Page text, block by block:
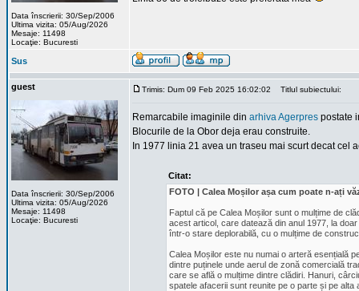
Data înscrierii: 30/Sep/2006
Ultima vizita: 05/Aug/2026
Mesaje: 11498
Locaţie: Bucuresti
Sus
guest
Data înscrierii: 30/Sep/2006
Ultima vizita: 05/Aug/2026
Mesaje: 11498
Locaţie: Bucuresti
Trimis: Dum 09 Feb 2025 16:02:02 Titlul subiectului:
Remarcabile imaginile din arhiva Agerpres postate
Blocurile de la Obor deja erau construite.
In 1977 linia 21 avea un traseu mai scurt decat cel
Citat:
FOTO | Calea Moșilor așa cum poate n-ați
Faptul că pe Calea Moșilor sunt o mulțime de
acest articol, care datează din anul 1977, la
într-o stare deplorabilă, cu o mulțime de
Calea Moșilor este nu numai o arteră esențială
dintre puținele unde aerul de zonă comercială
care se află o mulțime dintre clădiri. Hanuri,
spatele afacerii sunt reunite pe o parte și pe alta